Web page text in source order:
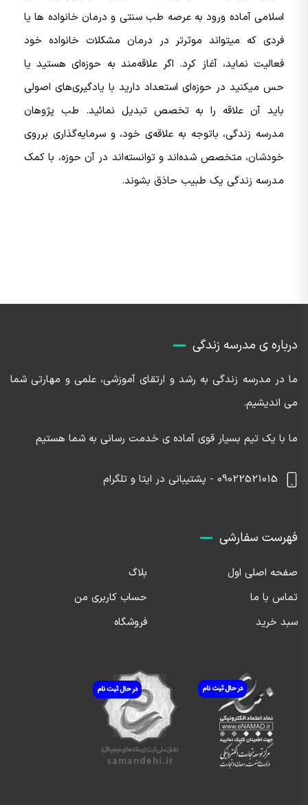
اسلامی آماده ورود به عرصه طب سنتی و درمان خانواده ها یا
فردی که میتواند موثرتر در درمان مشکلات خانواده خود
فعالیت نماید، آغاز کرد. اگر علاقه‌مند به حوزه‌ای هستید یا
حس میکنید در حوزه‌ای استعداد دارید با یادگیری‌های اصولی
باید آن علاقه را به تخصص تبدیل نمائید. طب پژوهان
مدرسه زندگی، باتوجه به علاقه‌ی خود، و سرمایه‌گذاری برروی
خودشان، متخصص شده‌اند و توانسته‌اند در آن حوزه، با کمک
مدرسه زندگی یک طبیب حاذق بشوند.
درباره ی مدرسه زندگی
ما در مدرسه زندگی به رشد و ارتقای آموزشی، علمی و مهارتی شما
می اندیشیم.
ما با یک تیم بسیار قوی آماده ی خدمت رسانی به شما هستیم
09022521015 - پشتیبانی در ایتا و تلگرام
فهرست سفارشی
صفحه اصلی اول
بلاگ
تماس با ما
حساب کاربری من
سبد خرید
فروشگاه